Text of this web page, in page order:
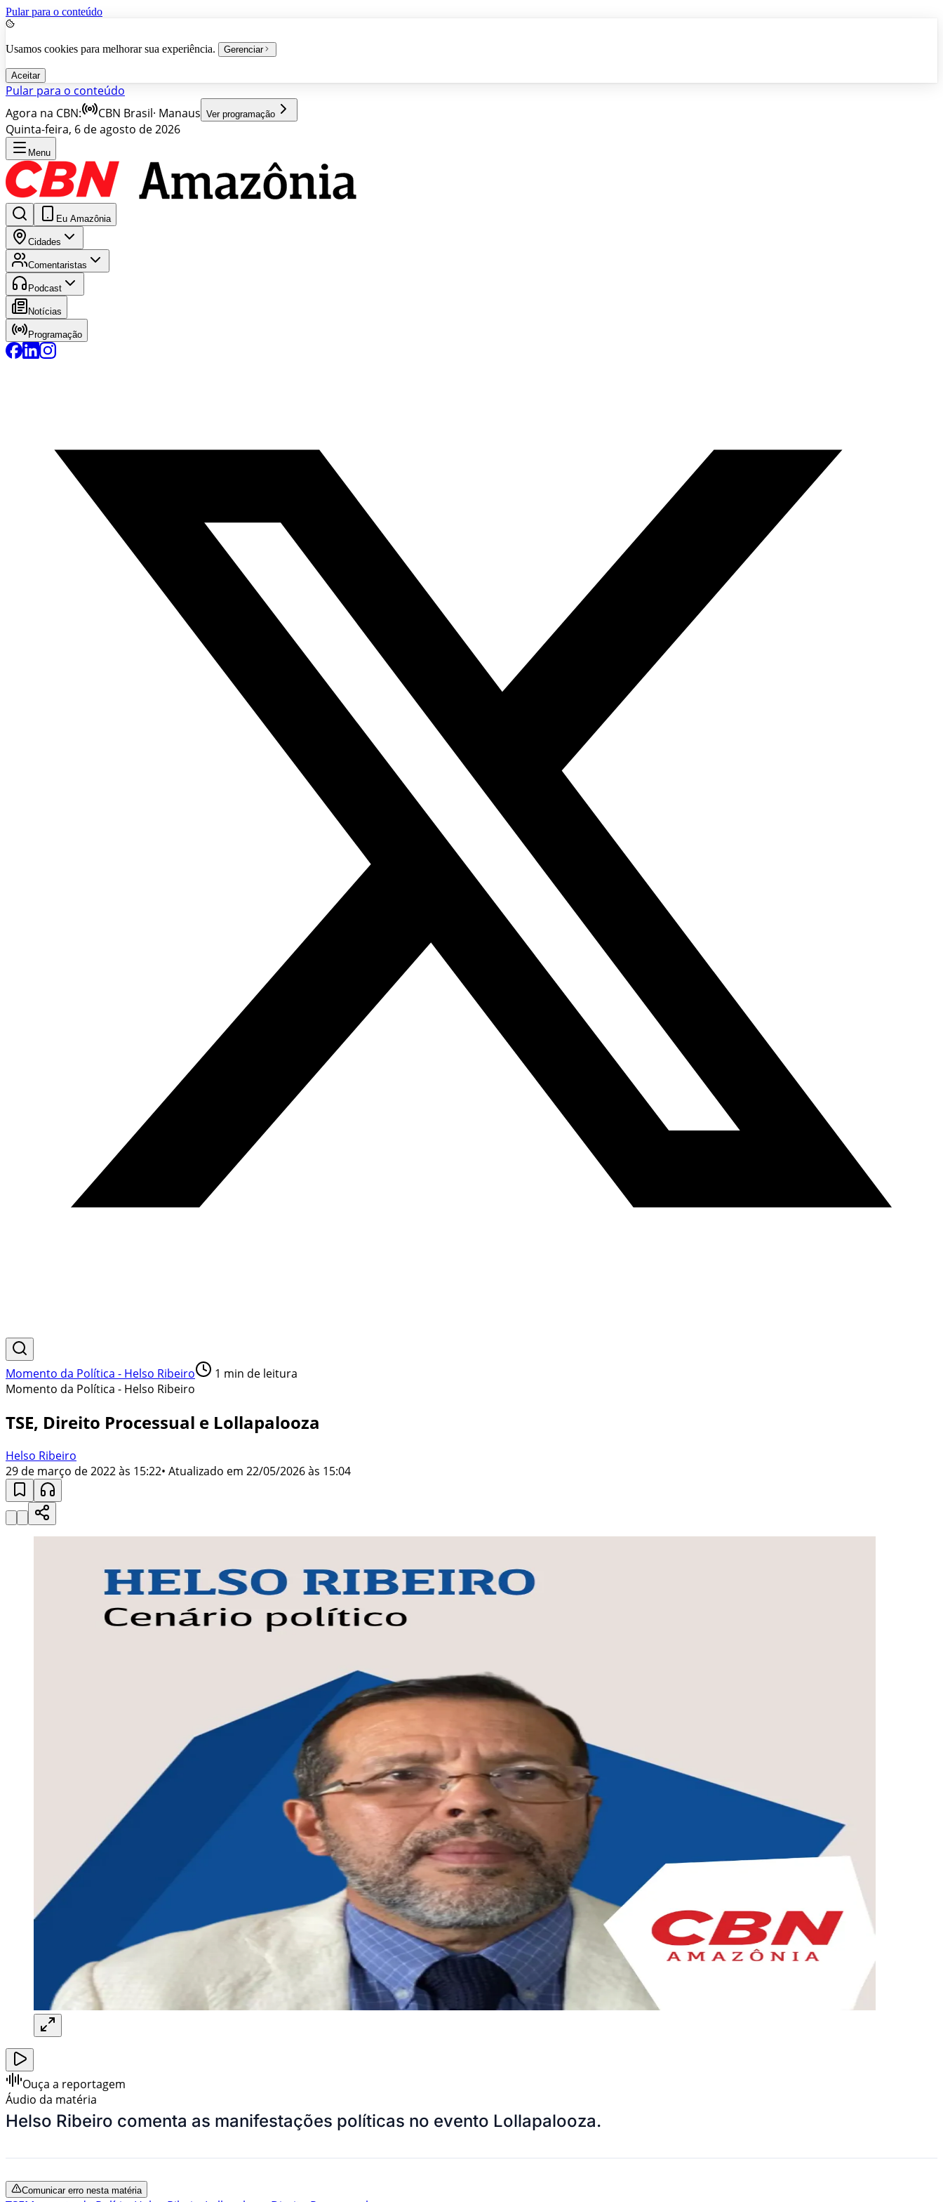
Pular para o conteúdo
Usamos cookies para melhorar sua experiência. Gerenciar
Aceitar
Pular para o conteúdo
Agora na CBN:
CBN Brasil· Manaus Ver programação
Quinta-feira, 6 de agosto de 2026
Menu
Eu Amazônia
Cidades
Comentaristas
Podcast
Notícias
Programação
Momento da Política - Helso Ribeiro 1 min de leitura
Momento da Política - Helso Ribeiro
TSE, Direito Processual e Lollapalooza
Helso Ribeiro
29 de março de 2022 às 15:22• Atualizado em 22/05/2026 às 15:04
Ouça a reportagem
Áudio da matéria
Helso Ribeiro comenta as manifestações políticas no evento Lollapalooza.
Comunicar erro nesta matéria